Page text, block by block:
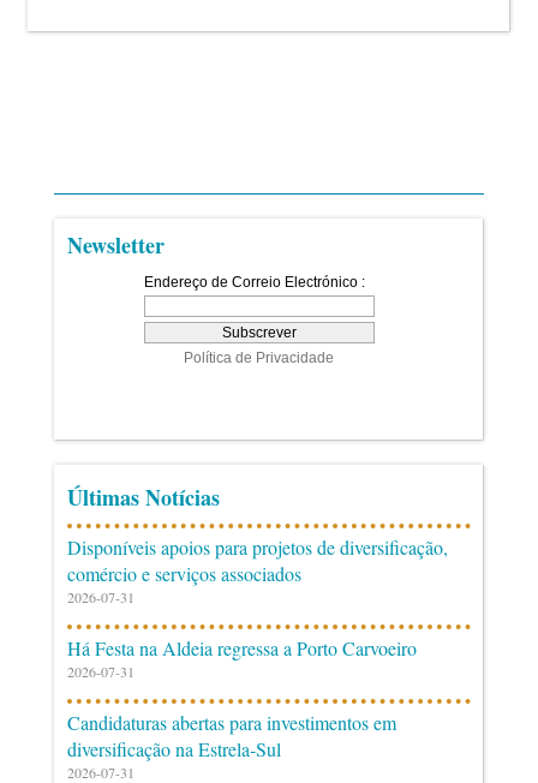
Newsletter
Últimas Notícias
Disponíveis apoios para projetos de diversificação,
comércio e serviços associados
2026-07-31
Há Festa na Aldeia regressa a Porto Carvoeiro
2026-07-31
Candidaturas abertas para investimentos em
diversificação na Estrela-Sul
2026-07-31